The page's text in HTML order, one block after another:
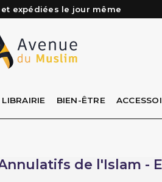
? Retrouvez notre FAQ
avant 15h (lun au Vend)
LIBRAIRIE BIEN-ÊTRE
de l'Islam -